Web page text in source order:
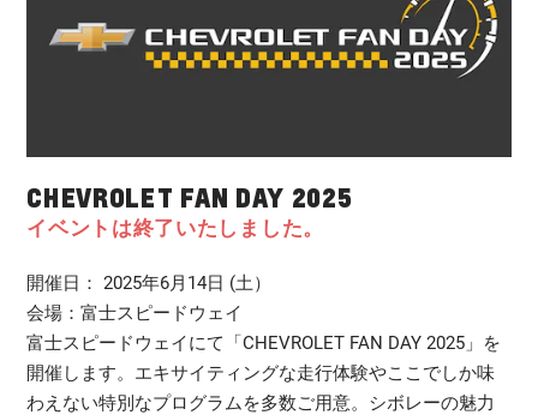
CHEVROLET FAN DAY 2025
イベントは終了いたしました。
開催日： 2025年6月14日 (土）
会場：富士スピードウェイ
富士スピードウェイにて「CHEVROLET FAN DAY 2025」を
開催します。エキサイティングな走行体験やここでしか味
わえない特別なプログラムを多数ご用意。シボレーの魅力